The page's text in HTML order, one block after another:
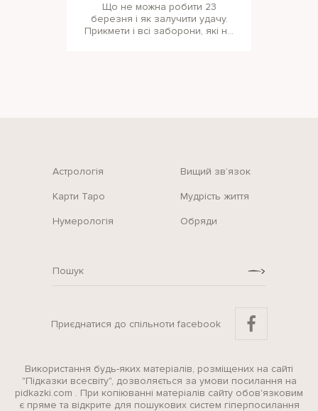
Що не можна робити 23
березня і як залучити удачу.
Прикмети і всі заборони, які не
Астрологія Вищий зв‘язок
Карти Таро Мудрість життя
Нумерологія Обряди
Приєднатися до спільноти facebook
Використання будь-яких матеріалів, розміщених на сайті
"Підказки всесвіту", дозволяється за умови посилання на
pidkazki.com . При копіюванні матеріалів сайту обов'язковим
є пряме та відкрите для пошукових систем гіперпосилання